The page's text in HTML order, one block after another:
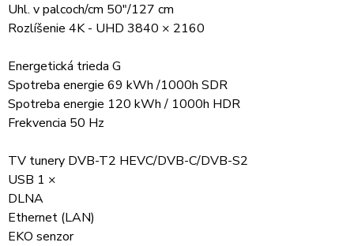
Uhl. v palcoch/cm 50"/127 cm
Rozlíšenie 4K - UHD 3840 × 2160
Energetická trieda G
Spotreba energie 69 kWh /1000h SDR
Spotreba energie 120 kWh / 1000h HDR
Frekvencia 50 Hz
TV tunery DVB-T2 HEVC/DVB-C/DVB-S2
USB 1 ×
DLNA
Ethernet (LAN)
EKO senzor